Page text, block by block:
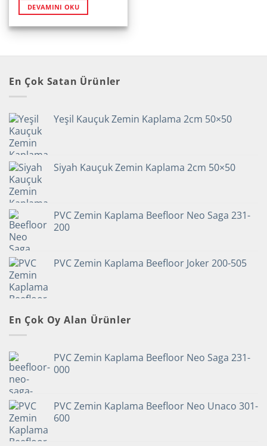
DEVAMINI OKU
En Çok Satan Ürünler
Yeşil Kauçuk Zemin Kaplama 2cm 50×50
Siyah Kauçuk Zemin Kaplama 2cm 50×50
PVC Zemin Kaplama Beefloor Neo Saga 231-
200
PVC Zemin Kaplama Beefloor Joker 200-505
En Çok Oy Alan Ürünler
PVC Zemin Kaplama Beefloor Neo Saga 231-
000
PVC Zemin Kaplama Beefloor Neo Unaco 301-
600